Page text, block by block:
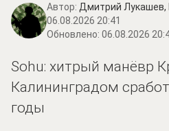
Автор: Дмитрий Лукашев,
06.08.2026 20:41
Обновлено: 06.08.2026
Sohu: хитрый манёвр
Калининградом
годы